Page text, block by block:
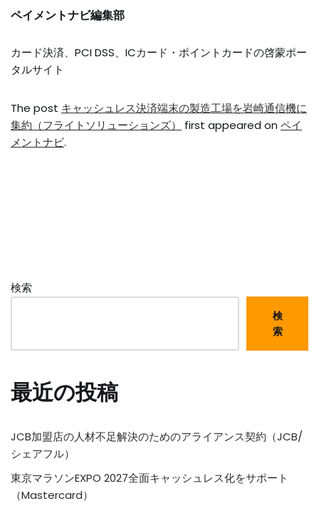
ペイメントナビ編集部
カード決済、PCI DSS、ICカード・ポイントカードの啓蒙ポー
タルサイト
The post キャッシュレス決済端末の製造工場を岩崎通信機に
集約（フライトソリューションズ）
first appeared on ペイ
メントナビ.
検索
検
索
最近の投稿
JCB加盟店の人材不足解決のためのアライアンス契約（JCB/
シェアフル）
東京マラソンEXPO 2027全面キャッシュレス化をサポート
（Mastercard）